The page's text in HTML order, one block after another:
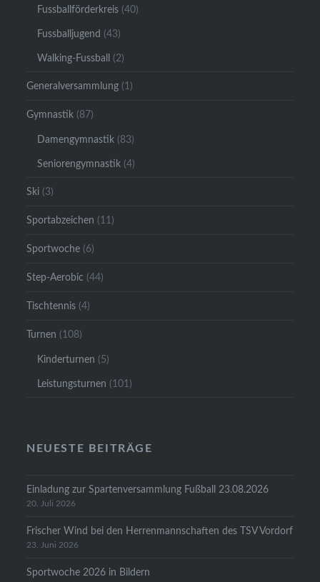
Fussballförderkreis (40)
Fussballjugend (43)
Walking-Fussball (2)
Generalversammlung (1)
Gymnastik (87)
Damengymnastik (83)
Seniorengymnastik (4)
Ski (3)
Sportabzeichen (11)
Sportwoche (6)
Step-Aerobic (44)
Tischtennis (4)
Turnen (108)
Kinderturnen (5)
Leistungsturnen (101)
NEUESTE BEITRÄGE
Einladung zur Spartenversammlung Fußball 23.08.2026
20. Juli 2026
Frischer Wind bei den Herrenmannschaften des TSV Vordorf
23. Juni 2026
Sportwoche 2026 in Bildern